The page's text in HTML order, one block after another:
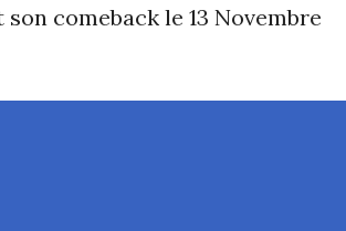
comeback le 13 Novembre